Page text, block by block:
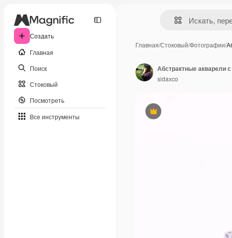
Создать
Главная
Поиск
Стоковый
Посмотреть
Все инструменты
Главная/Стоковый/Фотографии/
Премиум
Абстрактные акварели
sidaxco